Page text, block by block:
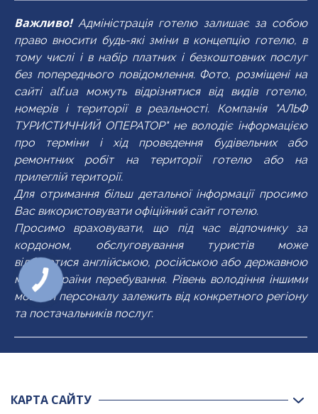
Важливо!Адміністрація готелю залишає за собою
право вносити будь-які зміни в концепцію готелю, в
тому числі і в набір платних і безкоштовних послуг
без попереднього повідомлення. Фото, розміщені на
сайті alf.ua можуть відрізнятися від видів готелю,
номерів і території в реальності. Компанія "АЛЬФ
ТУРИСТИЧНИЙ ОПЕРАТОР" не володіє інформацією
про терміни і хід проведення будівельних або
ремонтних робіт на території готелю або на
прилеглій території.
Для отримання більш детальної інформації просимо
Вас використовувати офіційний сайт готелю.
Просимо враховувати, що під час відпочинку за
кордоном, обслуговування туристів може
відбуватися англійською, російською або державною
мовою країни перебування. Рівень володіння іншими
мовами персоналу залежить від конкретного регіону
та постачальників послуг.
КАРТА САЙТУ